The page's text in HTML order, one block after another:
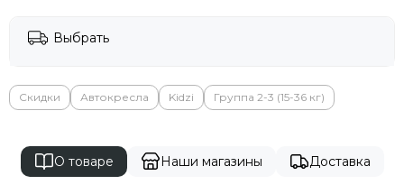
Выбрать
Скидки Автокресла Kidzi Группа 2-3 (15-36 кг)
О товаре Наши магазины Доставка